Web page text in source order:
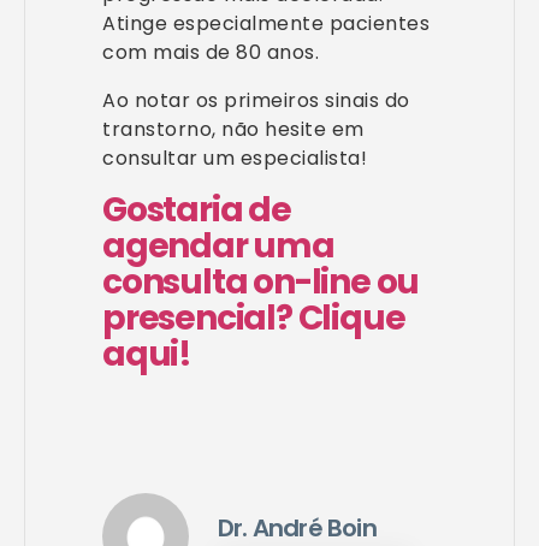
Atinge especialmente pacientes
com mais de 80 anos.
Ao notar os primeiros sinais do
transtorno, não hesite em
consultar um especialista!
Gostaria de
agendar uma
consulta on-line ou
presencial? Clique
aqui!
Dr. André Boin